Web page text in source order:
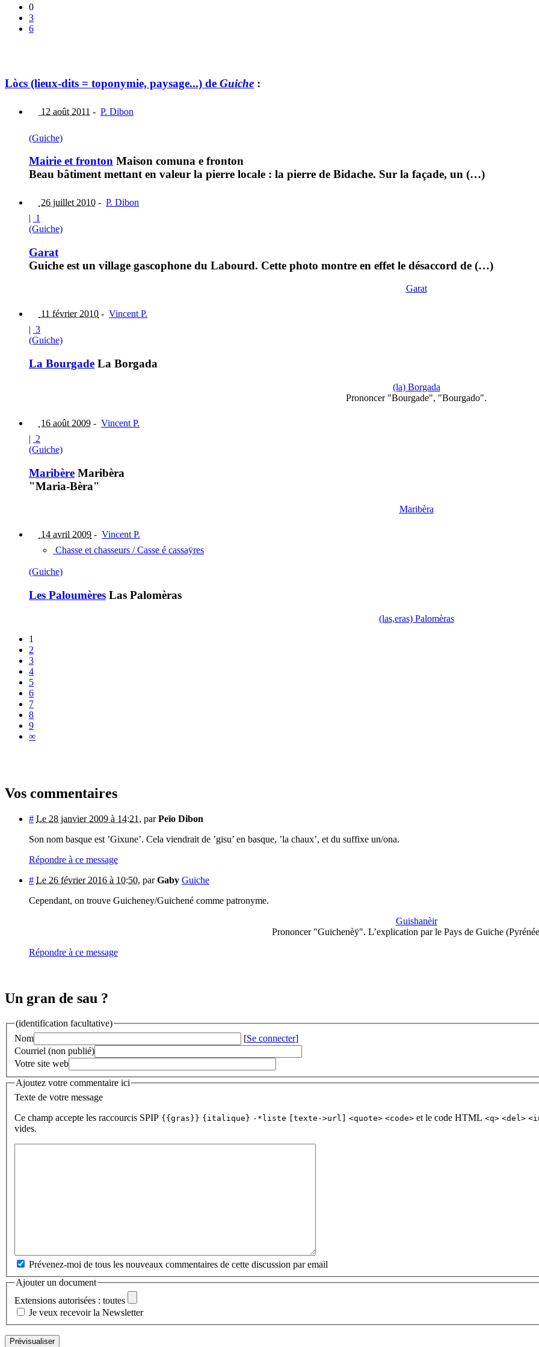
0
3
6
Lòcs (lieux-dits = toponymie, paysage...) de Guiche :
12 août 2011 - P. Dibon
(Guiche)
Mairie et fronton Maison comuna e fronton
Beau bâtiment mettant en valeur la pierre locale : la pierre de Bidache. Sur la façade, un (…)
26 juillet 2010 - P. Dibon
| 1
(Guiche)
Garat
Guiche est un village gascophone du Labourd. Cette photo montre en effet le désaccord de (…)
Garat
11 février 2010 - Vincent P.
3
(Guiche)
La Bourgade La Borgada
(la) Borgada
Prononcer "Bourgade", "Bourgado".
16 août 2009 - Vincent P.
| 2
(Guiche)
Maribère Maribèra
"Maria-Bèra"
Maribèra
14 avril 2009 - Vincent P.
Chasse et chasseurs / Casse é cassaÿres
(Guiche)
Les Paloumères Las Palomèras
(las,eras) Palomèras
1
2
3
4
5
6
7
8
9
∞
Vos commentaires
# Le 28 janvier 2009 à 14:21 , parPeïo Dibon
Son nom basque est ’Gixune’. Cela viendrait de ’gisu’ en basque, ’la chaux’, et du suffixe un/ona.
Répondre à ce message
# Le 26 février 2016 à 10:50, parGaby Guiche
Cependant, on trouve Guicheney/Guichené comme patronyme.
Guishanèir
Prononcer "Guichenèÿ". L’explication par le Pays de Guiche
Répondre à ce message
Un gran de sau ?
(identification facultative)
Nom
[Se connecter]
Courriel (non publié)
Votre site web
Ajoutez votre commentaire ici
Texte de votre message
Ce champ accepte les raccourcis SPIP {{gras}} {italique} -*liste [texte->url] <quote> <code> et le code HTML <q> <del>
vides.
Prévenez-moi de tous les nouveaux commentaires de cette discussion par email
Ajouter un document
Extensions autorisées : toutes
Je veux recevoir la Newsletter